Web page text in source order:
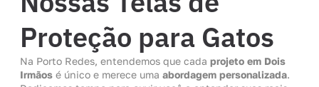
Proteção para Gatos
Na Porto Redes, entendemos que cada projeto em Dois
Irmãos é único e merece uma abordagem personalizada.